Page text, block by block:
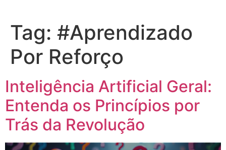
Tag: #Aprendizado
Por Reforço
Inteligência Artificial Geral:
Entenda os Princípios por
Trás da Revolução